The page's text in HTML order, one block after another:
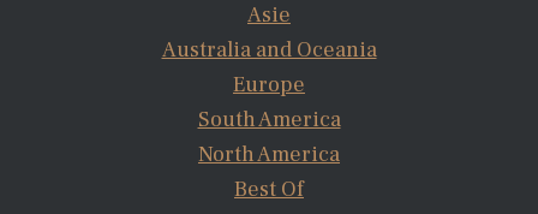
Asie
Australia and Oceania
Europe
South America
North America
Best Of